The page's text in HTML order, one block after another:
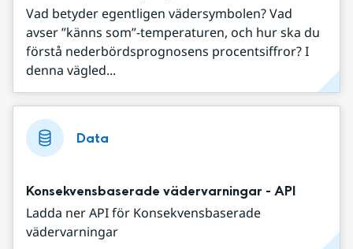
Vad betyder egentligen vädersymbolen? Vad
avser ”känns som”-temperaturen, och hur ska du
förstå nederbördsprognosens procentsiffror? I
denna vägled...
Data
Konsekvensbaserade vädervarningar - API
Ladda ner API för Konsekvensbaserade
vädervarningar